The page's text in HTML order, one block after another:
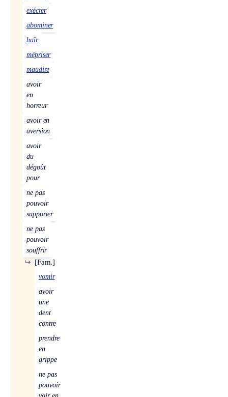
exécrer
abominer
haïr
mépriser
maudire
avoir
en
horreur
avoir en
aversion
avoir
du
dégoût
pour
ne pas
pouvoir
supporter
ne pas
pouvoir
souffrir
[Fam.]
↪
vomir
avoir
une
dent
contre
prendre
en
grippe
ne pas
pouvoir